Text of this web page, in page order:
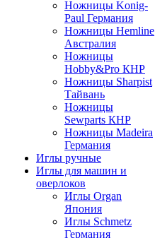
Ножницы Konig-
Paul Германия
Ножницы Hemline
Австралия
Ножницы
Hobby&Pro КНР
Ножницы Sharpist
Тайвань
Ножницы
Sewparts КНР
Ножницы Madeira
Германия
Иглы ручные
Иглы для машин и
оверлоков
Иглы Organ
Япония
Иглы Schmetz
Германия